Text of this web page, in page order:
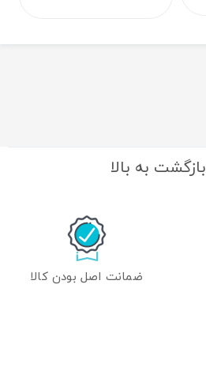
بازگشت به بالا
ضمانت اصل بودن کالا